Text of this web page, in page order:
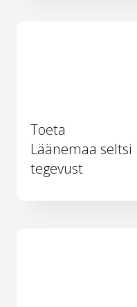
Toeta
Läänemaa seltsi
tegevust